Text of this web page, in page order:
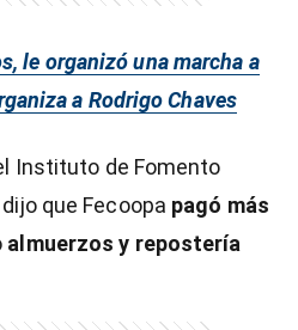
le organizó una marcha a
a Rodrigo Chaves
Instituto de Fomento
que Fecoopa pagó más
almuerzos y repostería